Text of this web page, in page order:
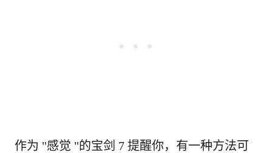
作为 "感觉 "的宝剑 7 提醒你，有一种方法可